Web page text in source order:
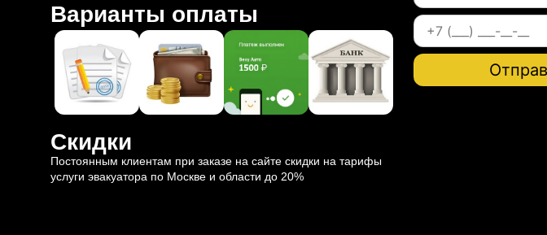
Варианты оплаты
Скидки
Постоянным клиентам при заказе на сайте скидки на тарифы
услуги эвакуатора по Москве и области до 20%